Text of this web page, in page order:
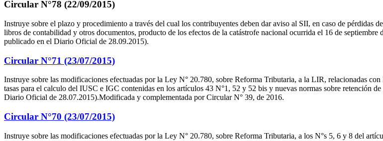
Circular N°78 (22/09/2015)
Instruye sobre el plazo y procedimiento a través del cual los contribuyentes deben dar aviso al SII, en caso de pérdidas
libros de contabilidad y otros documentos, producto de los efectos de la catástrofe nacional ocurrida el 16 de
publicado en el Diario Oficial de 28.09.2015).
Circular N°71 (23/07/2015)
Instruye sobre las modificaciones efectuadas por la Ley N° 20.780, sobre Reforma Tributaria, a la LIR, relacionadas
tasas para el calculo del IUSC e IGC contenidas en los artículos 43 N°1, 52 y 52 bis y nuevas normas sobre retención
Diario Oficial de 28.07.2015).Modificada y complementada por Circular N° 39, de 2016.
Circular N°70 (23/07/2015)
Instruye sobre las modificaciones efectuadas por la Ley N° 20.780, sobre Reforma Tributaria, a los N°s 5, 6 y 8 del